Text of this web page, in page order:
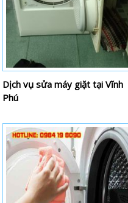
Dịch vụ sửa máy giặt tại Vĩnh
Phú